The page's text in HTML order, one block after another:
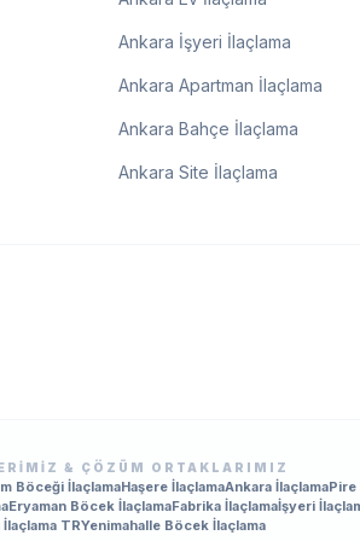
Ankara İşyeri İlaçlama
Ankara Apartman İlaçlama
Ankara Bahçe İlaçlama
Ankara Site İlaçlama
& ÇÖZÜM ORTAKLARIMIZ
Böceği İlaçlamaHaşere İlaçlamaAnkara İlaçlamaPire
Eryaman Böcek İlaçlamaFabrika İlaçlamaİşyeri
TRYenimahalle Böcek İlaçlama